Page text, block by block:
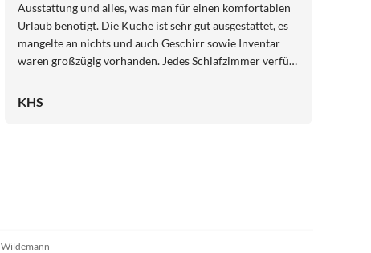
Ausstattung und alles, was man für einen komfortablen
Urlaub benötigt. Die Küche ist sehr gut ausgestattet, es
mangelte an nichts und auch Geschirr sowie Inventar
waren großzügig vorhanden. Jedes Schlafzimmer verfügt
Schlafbereich sehr ruhig. Besonders hervorzuheben sind
KHS
Wildemann